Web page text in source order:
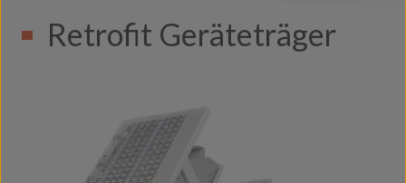
Retrofit Geräteträger